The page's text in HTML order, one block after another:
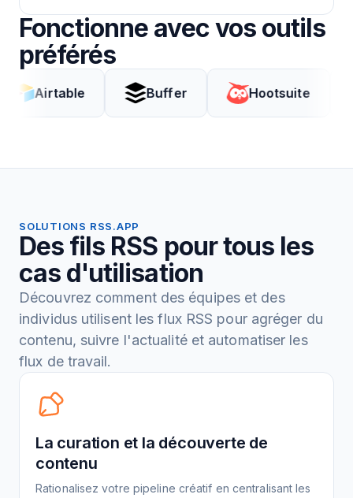
Fonctionne avec vos outils
préférés
Buffer Hootsuite
SOLUTIONS RSS.APP
Des fils RSS pour tous les
cas d'utilisation
Découvrez comment des équipes et des
individus utilisent les flux RSS pour agréger du
contenu, suivre l'actualité et automatiser les
flux de travail.
La curation et la découverte de
contenu
Rationalisez votre pipeline créatif en centralisant les